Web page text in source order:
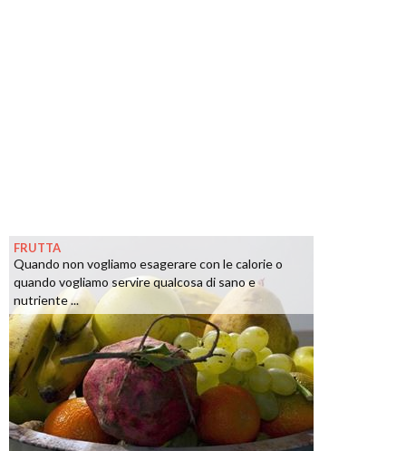
FRUTTA
Quando non vogliamo esagerare con le calorie o
quando vogliamo servire qualcosa di sano e
nutriente ...